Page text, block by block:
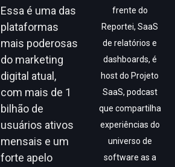
Essa é uma das
plataformas
mais poderosas
do marketing
digital atual,
com mais de 1
bilhão de
usuários ativos
mensais e um
forte apelo
frente do
Reportei, SaaS
de relatórios e
dashboards, é
host do Projeto
SaaS, podcast
que compartilha
experiências do
universo de
software as a